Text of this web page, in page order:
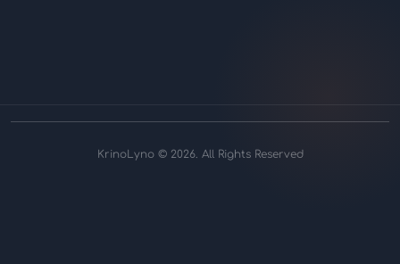
KrinoLyno © 2026. All Rights Reserved